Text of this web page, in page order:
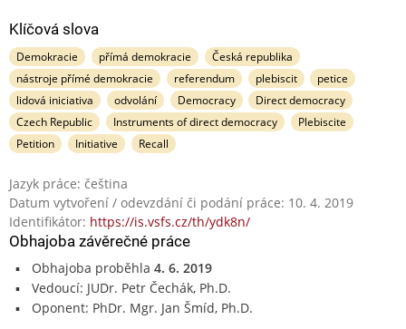
Klíčová slova
Demokracie přímá demokracie
Česká republika
nástroje přímé demokracie
referendum plebiscit
petice
lidová iniciativa
odvolání Democracy
Direct democracy
Czech Republic
Instruments of direct democracy
Plebiscite
Petition
Initiative Recall
Jazyk práce: čeština
Datum vytvoření / odevzdání či podání práce: 10. 4. 2019
Identifikátor: https://is.vsfs.cz/th/ydk8n/
Obhajoba závěrečné práce
Obhajoba proběhla 4. 6. 2019
Vedoucí: JUDr. Petr Čechák, Ph.D.
Oponent: PhDr. Mgr. Jan Šmíd, Ph.D.